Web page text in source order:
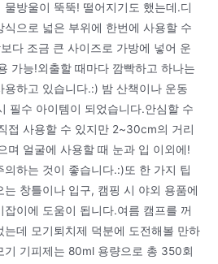
방울이 뚝뚝! 떨어지기도 했는데.디
으로 넓은 부위에 한번에 사용할 수
다 조금 큰 사이즈로 가방에 넣어 운
가능!외출할 때마다 깜빡하고 하나는
용하고 있습니다.:) 밤 산책이나 운동
필수 아이템이 되었습니다.안심할 수
접 사용할 수 있지만 2~30cm의 거리
며 얼굴에 사용할 때 눈과 입 이외에!
하는 것이 좋습니다.:)또 한 가지 팁
창틀이나 입구, 캠핑 시 야외 용품에
이에 도움이 됩니다.여름 캠프를 꺼
는데 모기퇴치제 덕분에 도전해볼 만하
기 기피제는 80ml 용량으로 총 350회